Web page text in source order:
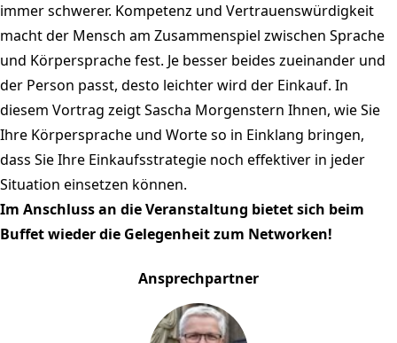
immer schwerer. Kompetenz und Vertrauenswürdigkeit
macht der Mensch am Zusammenspiel zwischen Sprache
und Körpersprache fest. Je besser beides zueinander und
der Person passt, desto leichter wird der Einkauf. In
diesem Vortrag zeigt Sascha Morgenstern Ihnen, wie Sie
Ihre Körpersprache und Worte so in Einklang bringen,
dass Sie Ihre Einkaufsstrategie noch effektiver in jeder
Situation einsetzen können.
Im Anschluss an die Veranstaltung bietet sich beim
Buffet wieder die Gelegenheit zum Networken!
Ansprechpartner